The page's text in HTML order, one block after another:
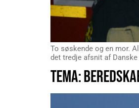
To søskende og en mor.
det tredje afsnit af
TEMA: